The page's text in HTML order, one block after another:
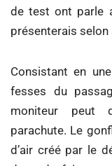
de test ont parle
présenterais
Consistant en
fesses du
moniteur peut
parachute. Le
d’air créé par le